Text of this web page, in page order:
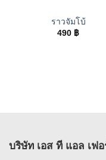
ราวจัมโบ้
490 ฿
บริษัท เอส ที แอล เฟ